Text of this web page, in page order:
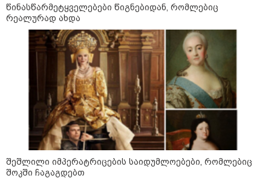
09:36 / 08-08-2026
საქართველოზე" - გაიცანით
მარტინ გუიმჯიანი, ქართულ
ენასა და საქართველოზე
შეყვარებული სომეხი ბიჭი
23:15 / 07-08-2026
ამოუცნობი ანომალიური
მოვლენები - ტრამპის
ადმინისტრაციამ “UFO”- ს
ფაილების მორიგი პაკეტი
გამოაქვეყნა
წინასწარმეტყველებები წიგნებიდან, რომლებიც
რეალურად ახდა
შეშლილი იმპერატრიცების საიდუმლოებები, რომლებიც
შოკში ჩაგაგდებთ